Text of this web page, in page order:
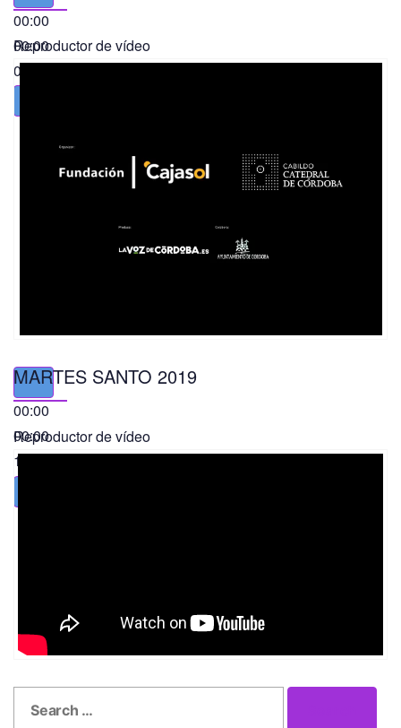
00:00
00:00
01:49
Reproductor de vídeo
00:00
00:00
11:56
MARTES SANTO 2019
Reproductor de vídeo